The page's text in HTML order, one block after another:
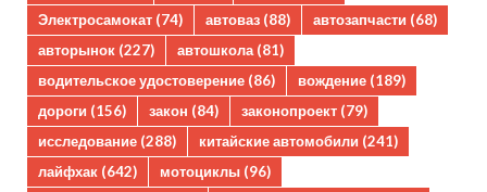
Электросамокат (74) автоваз (88) автозапчасти (68)
авторынок (227) автошкола(81)
водительское удостоверение (86) вождение (189)
дороги (156) закон (84) законопроект (79)
исследование (288) китайские автомобили (241)
лайфхак (642) мотоциклы (96)